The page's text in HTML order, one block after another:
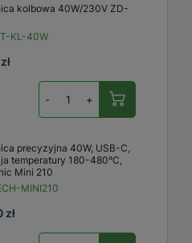
kolbowa 40W/230V ZD-
KL-40W
- +
precyzyjna 40W, USB-C,
temperatury 180-480°C,
Mini 210
MINI210
zł